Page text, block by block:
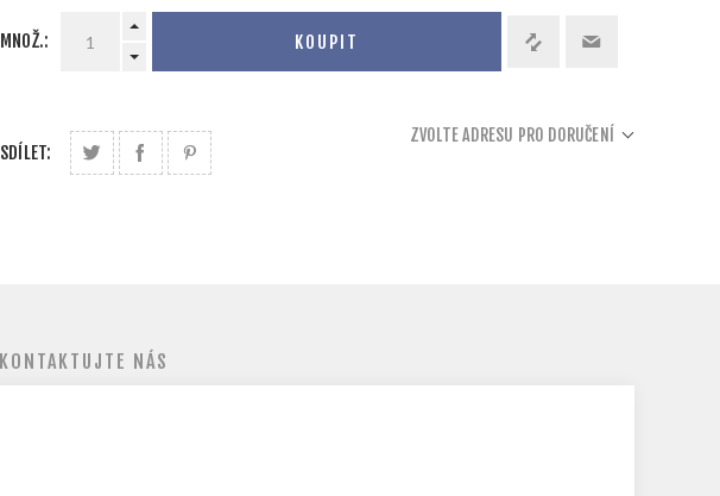
MNOŽ.: KOUPIT
SDÍLET:
ZVOLTE ADRESU PRO DORUČENÍ
KONTAKTUJTE NÁS